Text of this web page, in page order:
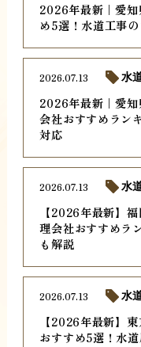
2026年最新｜愛知
め5選！水道工事
2026年最新｜愛
会社おすすめラン
対応
2026.07.13 水
【2026年最新】
理会社おすすめラ
も解説
2026.07.13 水
【2026年最新】
おすすめ5選！水
2026.07.13 水